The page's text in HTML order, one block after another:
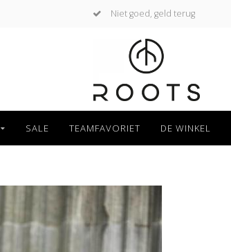
Niet goed, geld terug
SALE TEAMFAVORIET DE WINKEL